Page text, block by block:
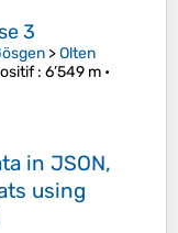
3
>Olten
: 6’549 m •
in JSON,
using